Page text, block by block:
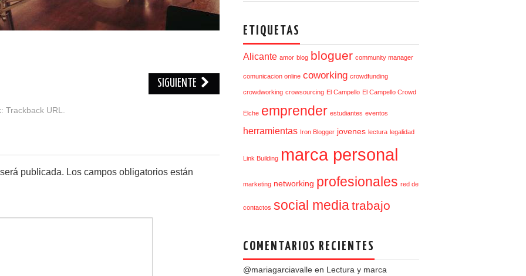
SIGUIENTE
Trackback URL
publicada. Los campos obligatorios están
ETIQUETAS
Alicante amor blog bloguer community manager
comunicacion online coworking crowdfunding
crowdworking crowsourcing El Campello El Campello Crowd
Elche emprender estudiantes eventos
herramientas Iron Blogger jovenes lectura legalidad
Link Building marca personal
marketing networking profesionales red de
contactos social mediatrabajo
COMENTARIOS RECIENTES
@mariagarciavalle en Lectura y marca